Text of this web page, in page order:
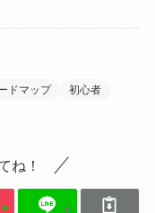
ドマップ
初心者
ね！